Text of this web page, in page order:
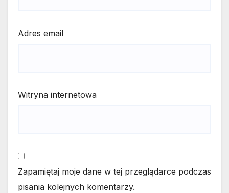
Adres email
Witryna internetowa
Zapamiętaj moje dane w tej przeglądarce podczas
pisania kolejnych komentarzy.